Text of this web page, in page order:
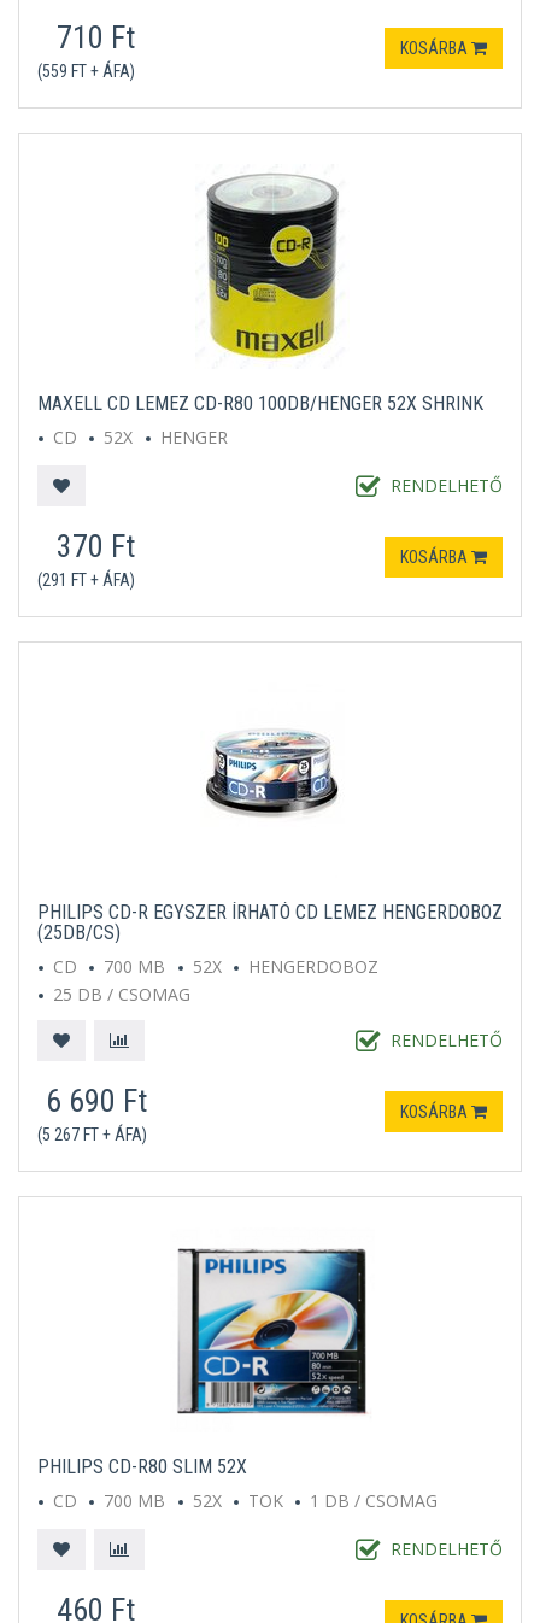
710 Ft
(559 FT + ÁFA)
KOSÁRBA
MAXELL CD LEMEZ CD-R80 100DB/HENGER 52X SHRINK
CD
52X HENGER
RENDELHETŐ
370 Ft
(291 FT + ÁFA)
KOSÁRBA
PHILIPS CD-R EGYSZER ÍRHATÓ CD LEMEZ HENGERDOBOZ
(25DB/CS)
CD
700 MB 52X
HENGERDOBOZ
25 DB / CSOMAG
RENDELHETŐ
6 690 Ft
(5 267 FT + ÁFA)
KOSÁRBA
PHILIPS CD-R80 SLIM 52X
CD
700 MB 52X TOK 1 DB / CSOMAG
RENDELHETŐ
460 Ft